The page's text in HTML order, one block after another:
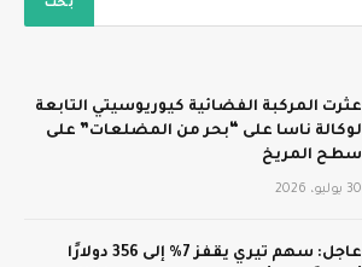
عثرت المركبة الفضائية كيوريوسيتي التابعة
لوكالة ناسا على “بحر من المضلعات” على
سطح المريخ
30 يوليو، 2026
عاجل: سهم تيري يقفز 7% إلى 356 دولارًا